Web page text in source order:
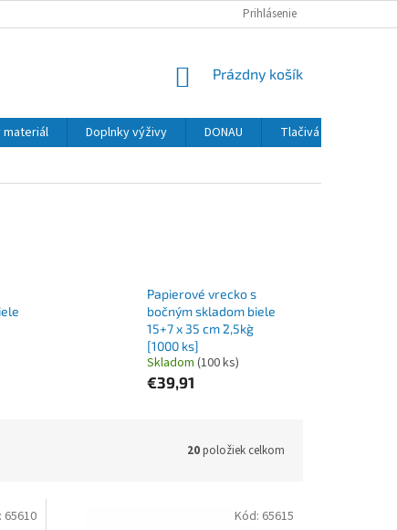
ÚDAJOV Prihlásenie
NÁKUPNÝ
Prázdny košík
materiál Doplnky výživy DONAU Tlačivá
Papierové vrecko s
bočným skladom biele
15+7 x 35 cm `2,5kg`
[1000 ks]
Skladom (100 ks)
€39,91
20položiek celkom
65610 Kód: 65615